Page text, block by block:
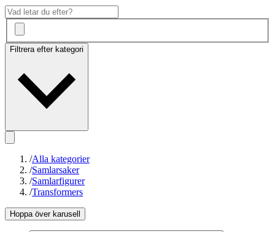
Filtrera efter kategori
/Alla kategorier
/Samlarsaker
/Samlarfigurer
/Transformers
Hoppa över karusell